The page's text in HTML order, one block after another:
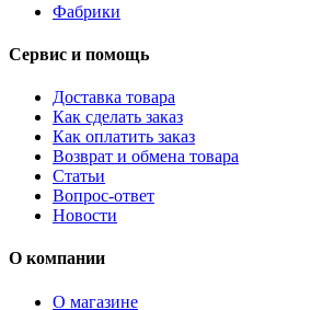
Фабрики
Сервис и помощь
Доставка товара
Как сделать заказ
Как оплатить заказ
Возврат и обмена товара
Статьи
Вопрос-ответ
Новости
О компании
О магазине